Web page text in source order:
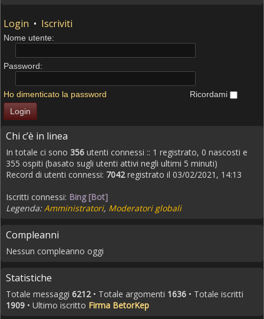
Login • Iscriviti
Nome utente:
Password:
Ho dimenticato la password Ricordami
Chi c’è in linea
In totale ci sono 356 utenti connessi :: 1 registrato, 0 nascosti e
355 ospiti (basato sugli utenti attivi negli ultimi 5 minuti)
Record di utenti connessi: 7042registrato il 03/02/2021, 14:13
Iscritti connessi: Bing [Bot]
Legenda:Amministratori, Moderatori globali
Compleanni
Nessun compleanno oggi
Statistiche
Totale messaggi 6212• Totale argomenti 1636 • Totale iscritti
1909 • Ultimo iscritto Firma BetorKep